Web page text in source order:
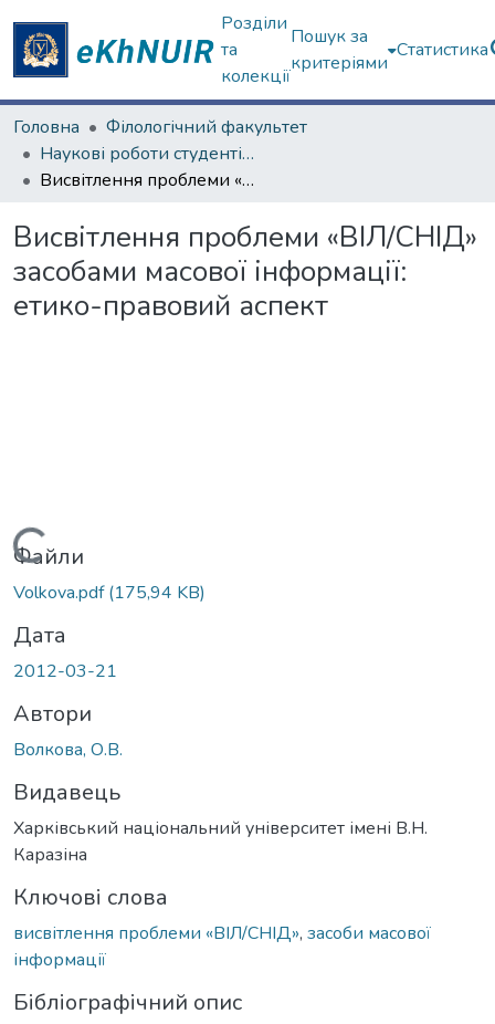
Розділи
та
колекції
Пошук за
критеріями
Статистика
Головна
Філологічний факультет
Наукові роботи студентів та аспірантів. Філологічний факультет
Висвітлення проблеми «ВІЛ/СНІД» засобами масової інформації: етико-правовий аспект
Висвітлення проблеми «ВІЛ/СНІД»
засобами масової інформації:
етико-правовий аспект
Вантажиться...
Файли
Volkova.pdf(175,94 KB)
Дата
2012-03-21
Автори
Волкова, О.В.
Видавець
Харківський національний університет імені В.Н.
Каразіна
Ключові слова
висвітлення проблеми «ВІЛ/СНІД», засоби масової
інформації
Бібліографічний опис